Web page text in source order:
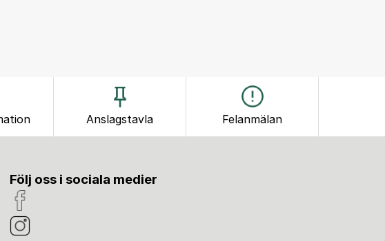
Anslagstavla Felanmälan
Följ oss i sociala medier